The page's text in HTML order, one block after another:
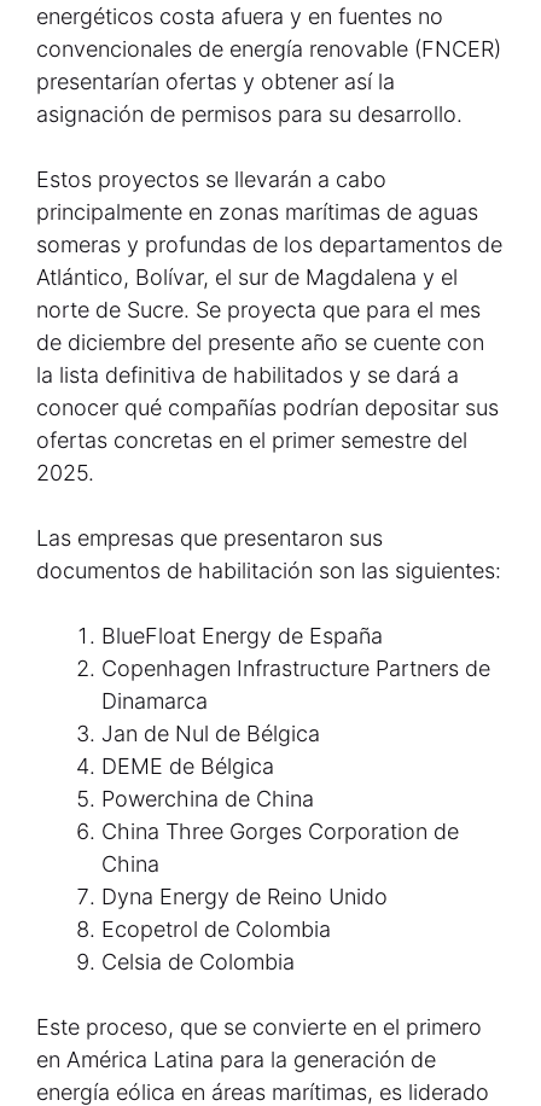
energéticos costa afuera y en fuentes no
convencionales de energía renovable (FNCER)
presentarían ofertas y obtener así la
asignación de permisos para su desarrollo.
Estos proyectos se llevarán a cabo
principalmente en zonas marítimas de aguas
someras y profundas de los departamentos de
Atlántico, Bolívar, el sur de Magdalena y el
norte de Sucre. Se proyecta que para el mes
de diciembre del presente año se cuente con
la lista definitiva de habilitados y se dará a
conocer qué compañías podrían depositar sus
ofertas concretas en el primer semestre del
2025.
Las empresas que presentaron sus
documentos de habilitación son las siguientes:
BlueFloat Energy de España
Copenhagen Infrastructure Partners de
Dinamarca
Jan de Nul de Bélgica
DEME de Bélgica
Powerchina de China
China Three Gorges Corporation de
China
Dyna Energy de Reino Unido
Ecopetrol de Colombia
Celsia de Colombia
Este proceso, que se convierte en el primero
en América Latina para la generación de
energía eólica en áreas marítimas, es liderado